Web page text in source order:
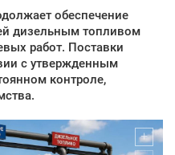
обеспечение
дизельным топливом
работ. Поставки
с утвержденным
контроле,